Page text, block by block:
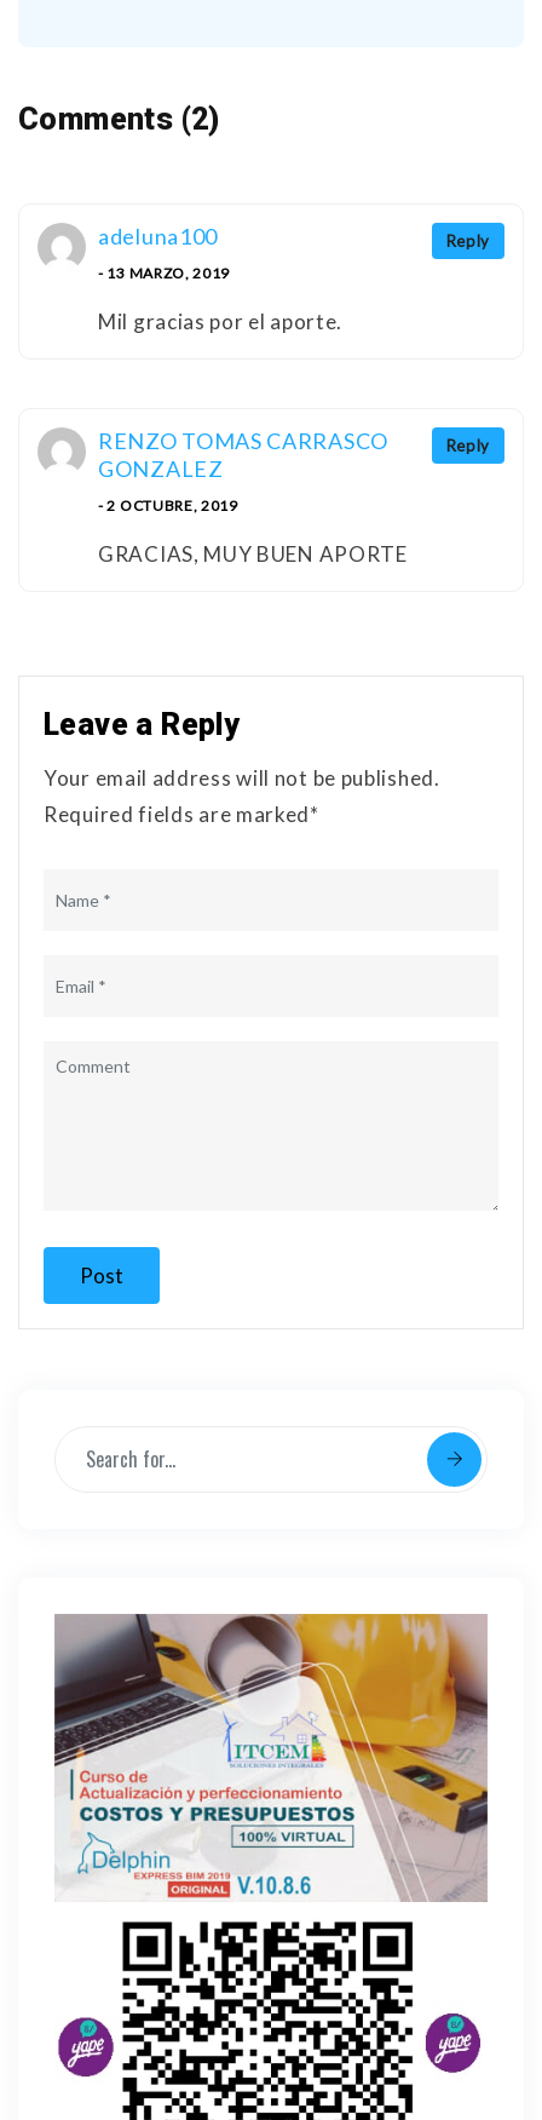
Comments (2)
Reply
adeluna100
- 13 MARZO, 2019
Mil gracias por el aporte.
Reply
RENZO TOMAS CARRASCO
GONZALEZ
- 2 OCTUBRE, 2019
GRACIAS, MUY BUEN APORTE
Leave a Reply
Your email address will not be published.
Required fields are marked*